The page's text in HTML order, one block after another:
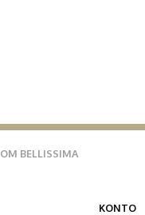
OM BELLISSIMA
KONTO